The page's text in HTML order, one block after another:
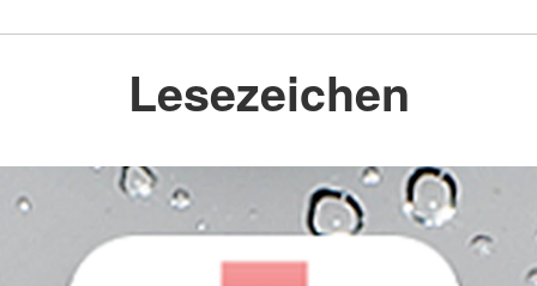
Lesezeichen